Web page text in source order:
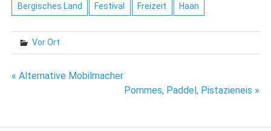
Bergisches Land Festival Freizeit Haan
Vor Ort
Beitragsnavigation
« Alternative Mobilmacher
Pommes, Paddel, Pistazieneis »